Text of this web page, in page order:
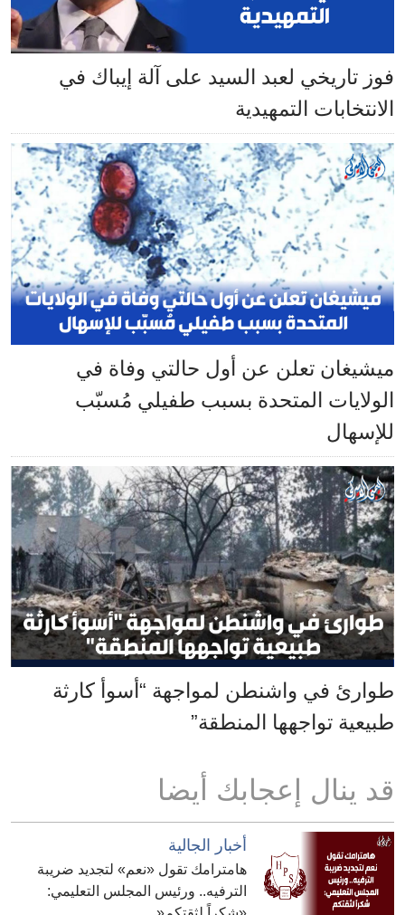
فوز تاريخي لعبد السيد على آلة إيباك في
الانتخابات التمهيدية
ميشيغان تعلن عن أول حالتي وفاة في
الولايات المتحدة بسبب طفيلي مُسبّب
للإسهال
طوارئ في واشنطن لمواجهة “أسوأ كارثة
طبيعية تواجهها المنطقة”
قد ينال إعجابك أيضا
أخبار الجالية
هامترامك تقول «نعم» لتجديد ضريبة
الترفيه.. ورئيس المجلس التعليمي: